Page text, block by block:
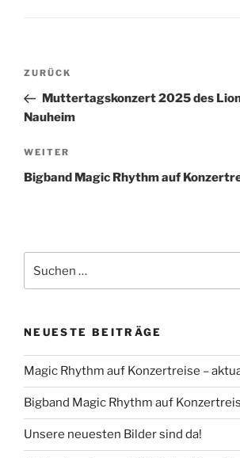
Beitragsnavigation
Vorheriger
Beitrag
ZURÜCK
Muttertagskonzert 2025 des
Nauheim
Nächster
Beitrag
WEITER
Bigband Magic Rhythm auf
nach:
NEUESTE BEITRÄGE
Magic Rhythm auf Konzertreise –
Bigband Magic Rhythm auf
Unsere neuesten Bilder sind da!